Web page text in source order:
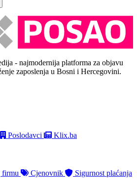
- najmodernija platforma za objavu
zaposlenja u Bosni i Hercegovini.
Poslodavci Klix.ba
firmu Cjenovnik Sigurnost plaćanja